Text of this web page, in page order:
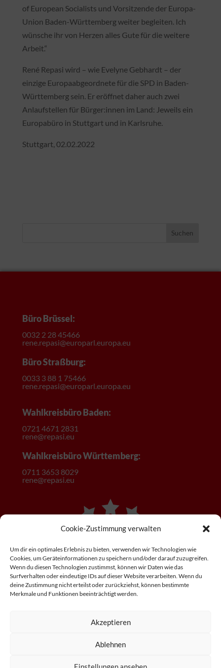
Cookie-Zustimmung verwalten
Um dir ein optimales Erlebnis zu bieten, verwenden wir Technologien wie
Cookies, um Geräteinformationen zu speichern und/oder darauf zuzugreifen.
Wenn du diesen Technologien zustimmst, können wir Daten wie das
Surfverhalten oder eindeutige IDs auf dieser Website verarbeiten. Wenn du
deine Zustimmung nicht erteilst oder zurückziehst, können bestimmte
Merkmale und Funktionen beeinträchtigt werden.
Akzeptieren
Ablehnen
of European Socialists und Vorsitzende der Europa-
Union Baden-Württemberg weiter begleiten. Ich
wünsche ihr von Herzen alles Gute für die weitere
Arbeit.“
René Repasi wird – wie Evelyne Gebhardt – der
einzige Europaabgeordnete für die SPD in Baden-
Württemberg sein. Er eröffnet daher auch zwei
Anlaufstellen für Bürger:innen im Land: Jeweils ein
Europabüro in Stuttgart und in Karlsruhe.
Stuttgart, 02.02.2022
Suchen
Büro Brüssel:
0032 2 28 45466
rene.repasi@europarl.europa.eu
Büro Straßburg:
0033 3 88 1 75466
rene.repasi@europarl.europa.eu
Wahlkreisbüro Baden:
0721 4671 2831
rene@repasi.eu
Wahlkreisbüro Württemberg:
0711 3653 8029
rene@repasi.eu